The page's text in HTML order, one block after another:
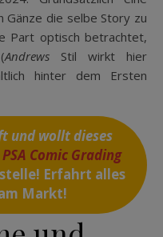
Gänze die selbe Story zu
Part optisch betrachtet,
Andrews Stil wirkt hier
hinter dem Ersten
und wollt dieses
PSA Comic Grading
Erfahrt alles
Markt!